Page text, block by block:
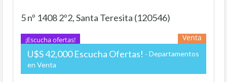
5 nº 1408 2º2, Santa Teresita (120546)
¡Escucha ofertas! Venta
U$S 42,000 Escucha Ofertas!
Departamentos
en Venta